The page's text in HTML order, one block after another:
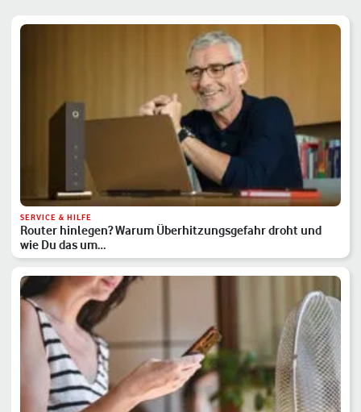
SERVICE & HILFE
Router hinlegen? Warum Überhitzungsgefahr droht und
wie Du das um…